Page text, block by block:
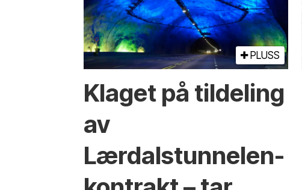
PLUSS
Klaget på tildeling
av
Lærdalstunnelen-